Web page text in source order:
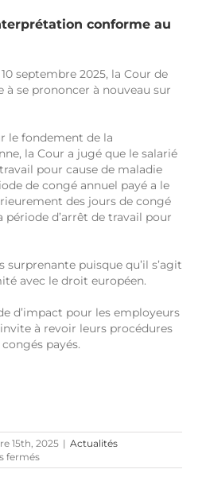
conforme au
septembre 2025, la Cour de
à se prononcer à nouveau sur
le fondement de la
la Cour a jugé que le salarié
pour cause de maladie
de congé annuel payé a le
des jours de congé
période d’arrêt de travail pour
surprenante puisque qu’il s’agit
avec le droit européen.
d’impact pour les employeurs
à revoir leurs procédures
payés.
15th, 2025 | Actualités
ferméssur
Arrêt